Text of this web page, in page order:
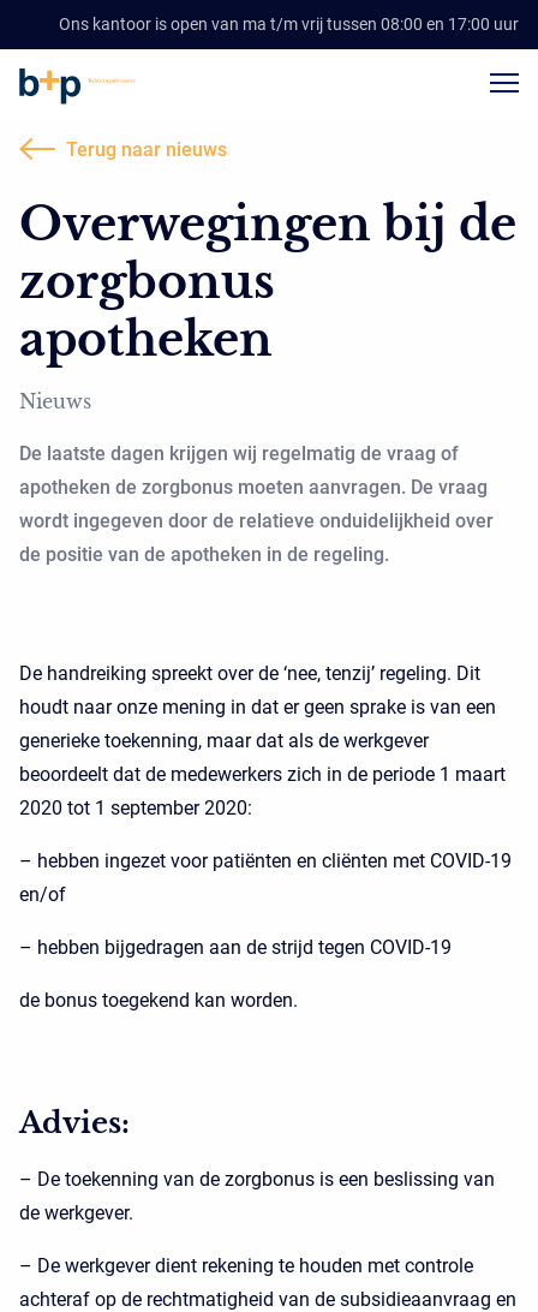
Ons kantoor is open van ma t/m vrij tussen 08:00 en 17:00 uur
Terug naar nieuws
Overwegingen bij de
zorgbonus
apotheken
Nieuws
De laatste dagen krijgen wij regelmatig de vraag of
apotheken de zorgbonus moeten aanvragen. De vraag
wordt ingegeven door de relatieve onduidelijkheid over
de positie van de apotheken in de regeling.
De handreiking spreekt over de ‘nee, tenzij’ regeling. Dit
houdt naar onze mening in dat er geen sprake is van een
generieke toekenning, maar dat als de werkgever
beoordeelt dat de medewerkers zich in de periode 1 maart
2020 tot 1 september 2020:
– hebben ingezet voor patiënten en cliënten met COVID-19
en/of
– hebben bijgedragen aan de strijd tegen COVID-19
de bonus toegekend kan worden.
Advies:
– De toekenning van de zorgbonus is een beslissing van
de werkgever.
– De werkgever dient rekening te houden met controle
achteraf op de rechtmatigheid van de subsidieaanvraag en